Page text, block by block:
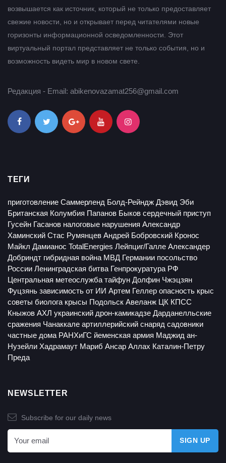
возвышается как источник, который не только предоставляет
свежие новости, но и открывает перед читателями новые
горизонты информационной осведомленности. Этот
виртуальный портал представляет не только события, но и
возможность видеть мир в новом свете.
Редакция - Email: abikenovazamat256@gmail.com
ТЕГИ
приготовление Саммерленд Болд-Рейндж Дэвид Эби
Британская Колумбия Папанов Быков сердечный приступ
Гусейн Гасанов налоговые нарушения Александр
Хаминский Стас Румянцев Андрей Бобровский Кронос
Майкл Дамианос TotalEnergies Лейпциг/Галле Александер
Добриндт гибридная война МВД Германии посольство
России Ленинградская битва Генпрокуратура РФ
Центральная метеослужба тайфун Долфин Чжэцзян
Фуцзянь зависимость от ИИ Артем Геллер опасность крыс
советы биолога крысы Подольск Авеланж ЦК КПСС
Кныжов АХЛ украинский дрон-камикадзе Дарданелльские
сражения Чанаккале артиллерийский снаряд садовники
частные дома РАНХиГС йеменская армия Маджид ан-
Нузейли Хадрамаут Мариб Ансар Аллах Каталин-Петру
Преда
NEWSLETTER
Subscribe for our daily news